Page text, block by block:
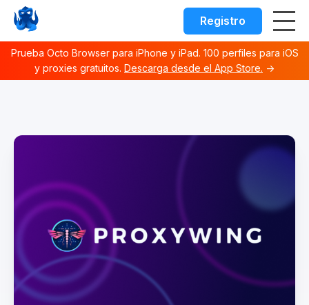
Prueba Octo Browser para iPhone y iPad. 100 perfiles para iOS
y proxies gratuitos. Descarga desde el App Store. →
Use this file to discover all available documentation
Registro